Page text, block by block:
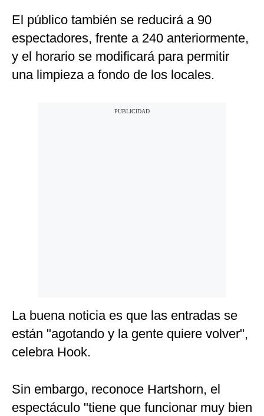
El público también se reducirá a 90
espectadores, frente a 240 anteriormente,
y el horario se modificará para permitir
una limpieza a fondo de los locales.
La buena noticia es que las entradas se
están "agotando y la gente quiere volver",
celebra Hook.
Sin embargo, reconoce Hartshorn, el
espectáculo "tiene que funcionar muy bien